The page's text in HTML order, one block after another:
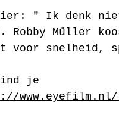
" Ik denk
Robby Müller
voor snelheid,
je